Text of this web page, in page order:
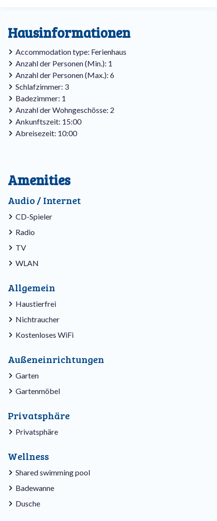
Außerdem gibt es im Erdgeschoss ein Schlafzimmer mit zwei
Einzelbetten. Im ersten Stock befinden sich ein Flur mit
Schränken und zwei Schlafzimmern, beide mit zwei
Einzelbetten. Dieses Ferienhaus ist komplett ausgestattet
mit Elektroheizung, Fernseher und drahtlosem Internet.
Der Garten des Hauses ist mit Terrassenmöbeln
ausgestattet.
Wir möchten Sie darauf hinweisen, dass die Aufteilung und
Hausinformationen
Accommodation type: Ferienhaus
Anzahl der Personen (Min.): 1
Anzahl der Personen (Max.): 6
Schlafzimmer: 3
Badezimmer: 1
Anzahl der Wohngeschösse: 2
Ankunftszeit: 15:00
Abreisezeit: 10:00
Amenities
Audio / Internet
CD-Spieler
Radio
TV
WLAN
Allgemein
Haustierfrei
Nichtraucher
Kostenloses WiFi
Außeneinrichtungen
Garten
Gartenmöbel
Privatsphäre
Privatsphäre
Wellness
Shared swimming pool
Badewanne
Dusche